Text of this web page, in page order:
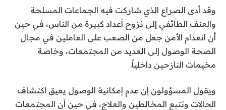
وقد أدى الصراع الذي شاركت فيه الجماعات المسلحة
والعنف الطائفي إلى نزوح أعداد كبيرة من الناس، في حين
أن انعدام الأمن جعل من الصعب على العاملين في مجال
الصحة الوصول إلى العديد من المجتمعات، وخاصة
مخيمات النازحين داخلياً.
ويقول المسؤولون إن عدم إمكانية الوصول يعيق اكتشاف
الحالات وتتبع المخالطين والعلاج، في حين أن المجتمعات